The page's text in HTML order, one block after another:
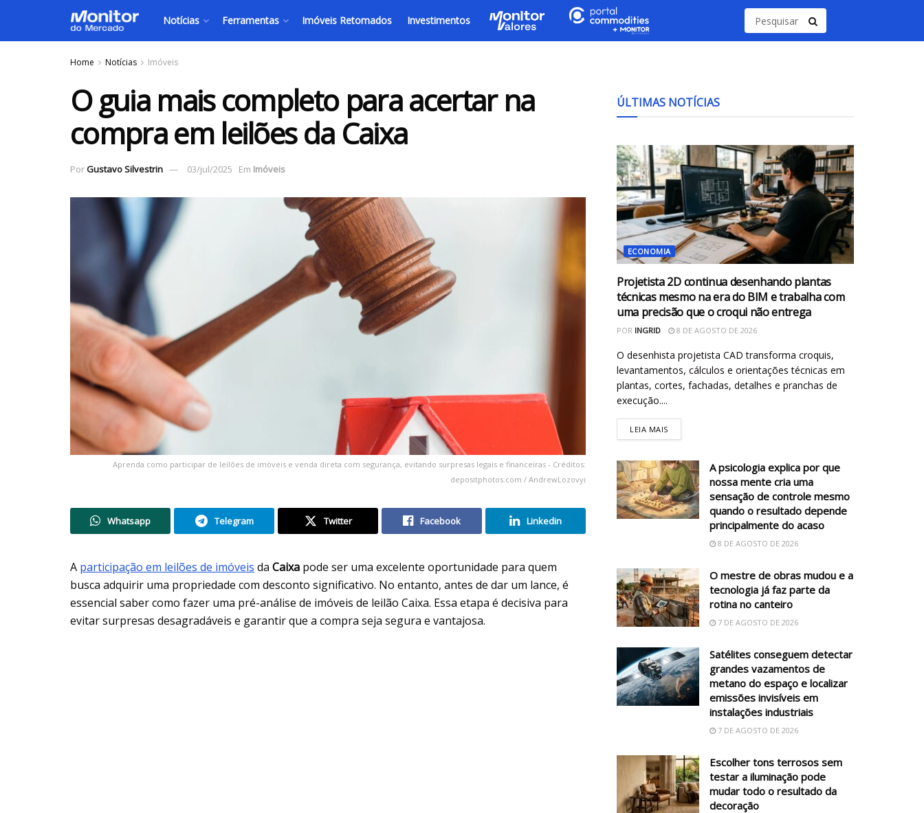
Notícias Ferramentas Imóveis Retomados Investimentos
Home Notícias Imóveis
O guia mais completo para acertar na
compra em leilões da Caixa
PorGustavo Silvestrin 03/jul/2025 Em Imóveis
Aprenda como participar de leilões de imóveis e venda direta com segurança, evitando surpresas legais e financeiras - Créditos:
depositphotos.com / AndrewLozovyi
Whatsapp Telegram Twitter Facebook Linkedin
A participação em leilões de imóveis da Caixa pode ser uma excelente oportunidade para quem
busca adquirir uma propriedade com desconto significativo. No entanto, antes de dar um lance, é
essencial saber como fazer uma pré-análise de imóveis de leilão Caixa. Essa etapa é decisiva para
evitar surpresas desagradáveis e garantir que a compra seja segura e vantajosa.
ÚLTIMAS NOTÍCIAS
ECONOMIA
Projetista 2D continua desenhando plantas
técnicas mesmo na era do BIM e trabalha com
uma precisão que o croqui não entrega
POR INGRID 8 DE AGOSTO DE 2026
O desenhista projetista CAD transforma croquis,
levantamentos, cálculos e orientações técnicas em
plantas, cortes, fachadas, detalhes e pranchas de
execução....
LEIA MAIS
A psicologia explica por que
nossa mente cria uma
sensação de controle mesmo
quando o resultado depende
principalmente do acaso
8 DE AGOSTO DE 2026
O mestre de obras mudou e a
tecnologia já faz parte da
rotina no canteiro
7 DE AGOSTO DE 2026
Satélites conseguem detectar
grandes vazamentos de
metano do espaço e localizar
emissões invisíveis em
instalações industriais
7 DE AGOSTO DE 2026
Escolher tons terrosos sem
testar a iluminação pode
mudar todo o resultado da
decoração